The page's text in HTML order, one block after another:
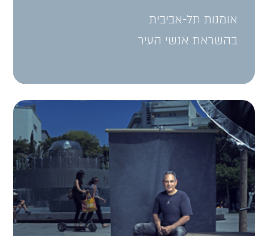
אזור
סוג דירה
מס׳ חדרים
אומנות תל-אביבית
בהשראת אנשי העיר